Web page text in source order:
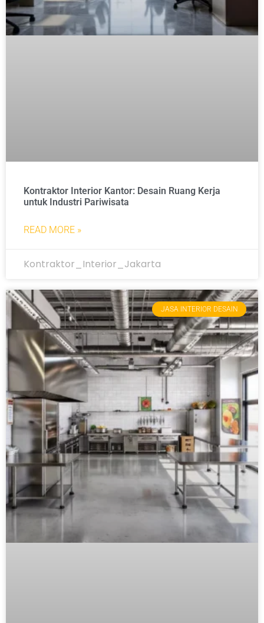
Kontraktor Interior Kantor: Desain Ruang Kerja
untuk Industri Pariwisata
READ MORE »
Kontraktor_Interior_Jakarta
JASA INTERIOR DESAIN